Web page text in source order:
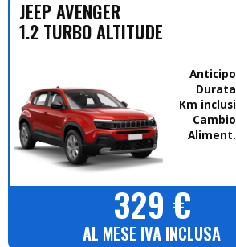
JEEP AVENGER
1.2 TURBO ALTITUDE
Anticipo
Durata
Km inclusi
Cambio
Alimentazione
329 €
AL MESE IVA INCLUSA